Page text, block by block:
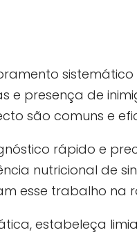
e presença de
são comuns e
rápido e
nutricional de
esse trabalho na
estabeleça